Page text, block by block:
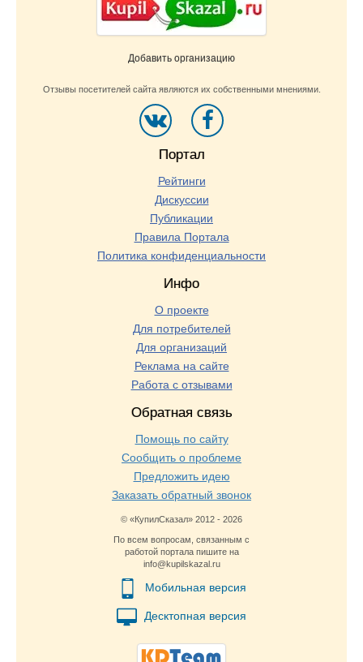
Добавить организацию
Отзывы посетителей сайта являются их собственными мнениями.
Портал
Рейтинги
Дискуссии
Публикации
Правила Портала
Политика конфиденциальности
Инфо
О проекте
Для потребителей
Для организаций
Реклама на сайте
Работа с отзывами
Обратная связь
Помощь по сайту
Сообщить о проблеме
Предложить идею
Заказать обратный звонок
© «КупилСказал» 2012 - 2026
По всем вопросам, связанным с
работой портала пишите на
info@kupilskazal.ru
Мобильная версия
Десктопная версия